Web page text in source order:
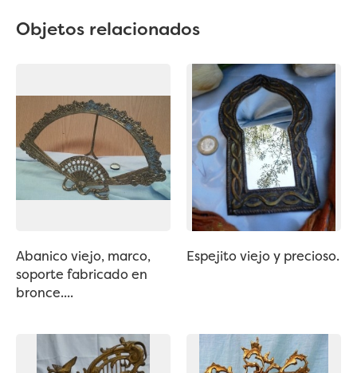
Objetos relacionados
Abanico viejo, marco,
soporte fabricado en
bronce....
Espejito viejo y precioso.